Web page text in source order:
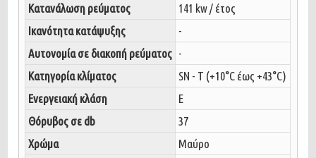
Κατανάλωση ρεύματος
141 kw / έτος
Ικανότητα κατάψυξης
-
Αυτονομία σε διακοπή ρεύματος -
Κατηγορία κλίματος
SN - T (+10°C έως +43°C)
Ενεργειακή κλάση
E
Θόρυβος σε db
37
Χρώμα
Μαύρο